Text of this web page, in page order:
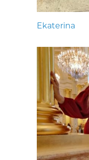
Ekaterina